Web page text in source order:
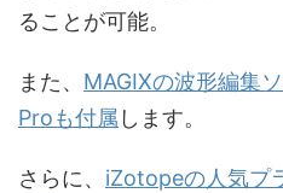
ることが可能。
また、 MAGIXの波形編集
Proも付属 します。
さらに、 iZotopeの人気プ